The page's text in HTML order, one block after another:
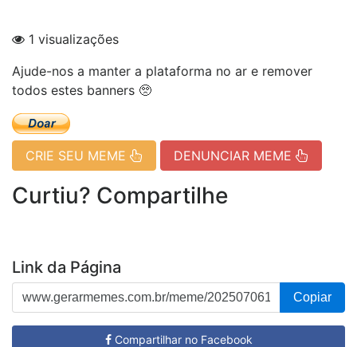
1 visualizações
Ajude-nos a manter a plataforma no ar e remover
todos estes banners 🥺
CRIE SEU MEME DENUNCIAR MEME
Curtiu? Compartilhe
Link da Página
Copiar
Compartilhar no Facebook